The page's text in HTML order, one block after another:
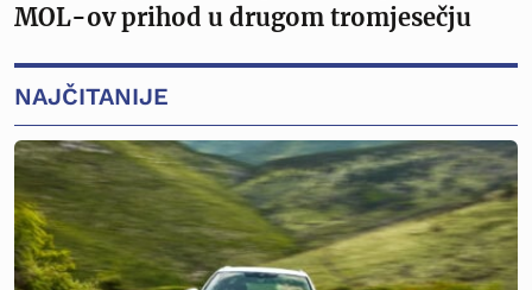
MOL-ov prihod u drugom tromjesečju
NAJČITANIJE